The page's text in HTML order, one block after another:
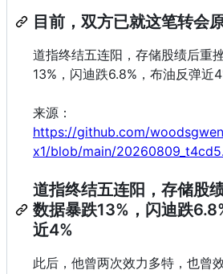
目前，双方已就这笔转会
道指终结五连阳，存储股绩后重
13%，闪迪跌6.8%，布油反弹近
来源：
https://github.com/
x1/blob/main/
道指终结五连阳，存储股
数据暴跌13%，闪迪跌
近4%
此后，他曾两次效力多特，也曾